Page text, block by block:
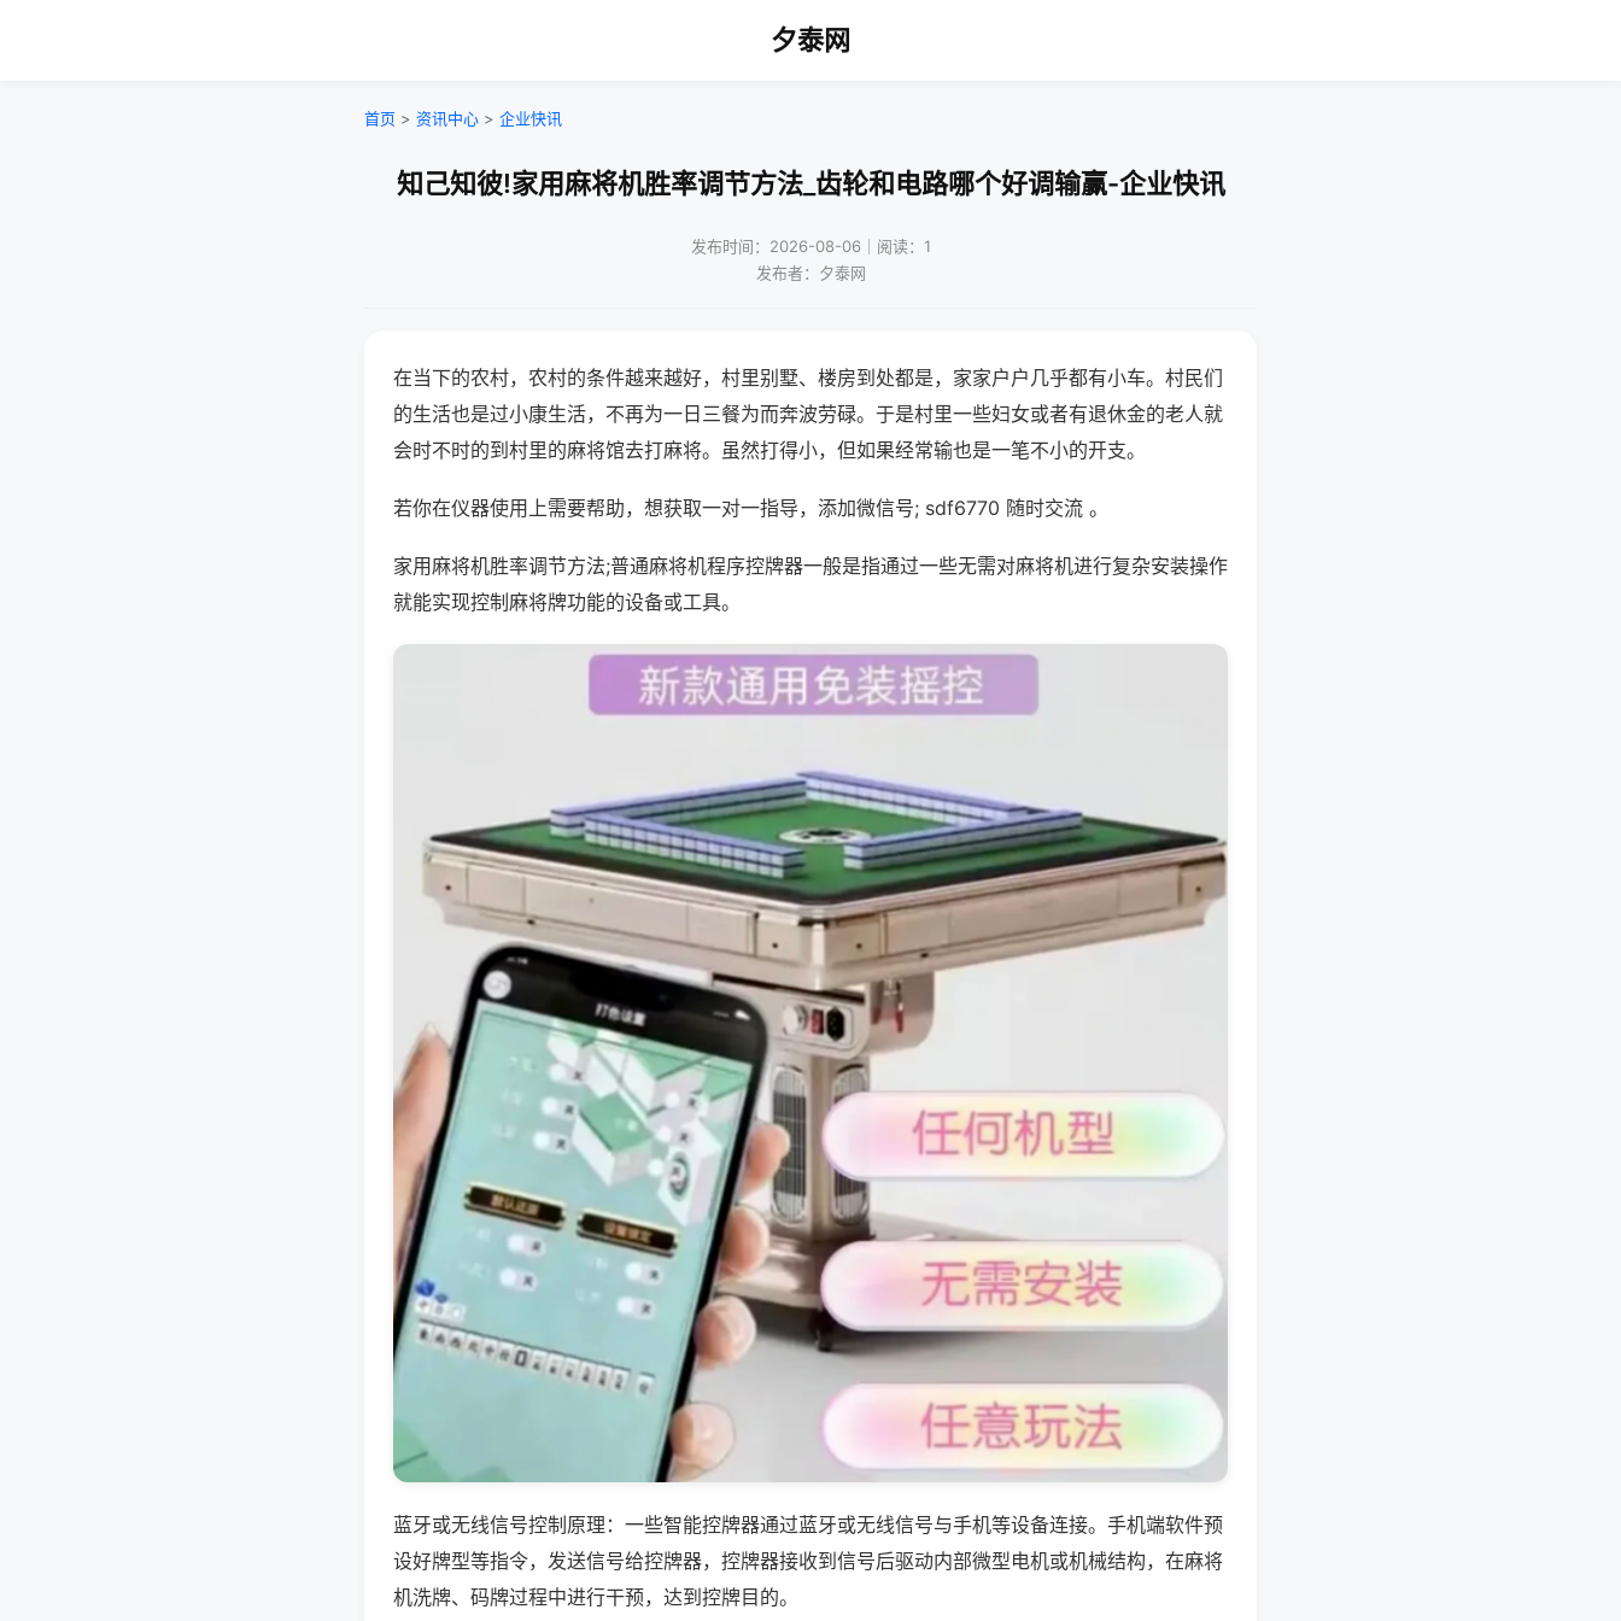
夕泰网
首页 > 资讯中心 > 企业快讯
知己知彼!家用麻将机胜率调节方法_齿轮和电路哪个好调输赢-企业快讯
发布时间：2026-08-06｜阅读：1
发布者：夕泰网
在当下的农村，农村的条件越来越好，村里别墅、楼房到处都是，家家户户几乎都有小车。村民们
的生活也是过小康生活，不再为一日三餐为而奔波劳碌。于是村里一些妇女或者有退休金的老人就
会时不时的到村里的麻将馆去打麻将。虽然打得小，但如果经常输也是一笔不小的开支。
若你在仪器使用上需要帮助，想获取一对一指导，添加微信号; sdf6770 随时交流 。
家用麻将机胜率调节方法;普通麻将机程序控牌器一般是指通过一些无需对麻将机进行复杂安装操作
就能实现控制麻将牌功能的设备或工具。
蓝牙或无线信号控制原理：一些智能控牌器通过蓝牙或无线信号与手机等设备连接。手机端软件预
设好牌型等指令，发送信号给控牌器，控牌器接收到信号后驱动内部微型电机或机械结构，在麻将
机洗牌、码牌过程中进行干预，达到控牌目的。